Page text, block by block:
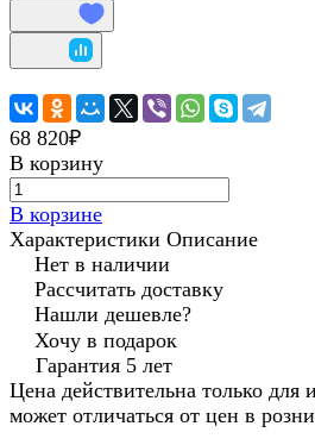
68 820₽
В корзину
В корзине
Характеристики Описание
Нет в наличии
Рассчитать доставку
Нашли дешевле?
Хочу в подарок
Гарантия 5 лет
Цена действительна только для
может отличаться от цен в